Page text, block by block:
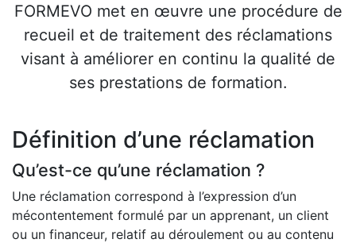
FORMEVO met en œuvre une procédure de
recueil et de traitement des réclamations
visant à améliorer en continu la qualité de
ses prestations de formation.
Définition d’une réclamation
Qu’est-ce qu’une réclamation ?
Une réclamation correspond à l’expression d’un
mécontentement formulé par un apprenant, un client
ou un financeur, relatif au déroulement ou au contenu